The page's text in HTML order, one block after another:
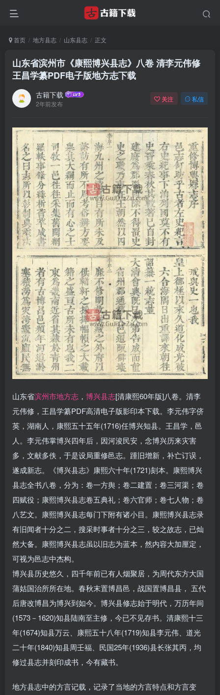
首页 地方县志 山东县志 正文
山东省滨州市《康熙博兴县志》八卷 清李元伟修
王昌学纂PDF电子版地方志下载
古籍下载
2年前发布
关注 私信
山东省滨州市地方志 ， 博兴县志[清康熙60年版]八卷。清李
元伟修，王昌学纂PDF高清电子版影印本下载。李元伟字侪
英，湖南人，康熙五十五年(1716)任博兴知县。王昌学，邑
人。李元伟掌博兴四年后，因河浚民安，念博兴历来灾害
多，文献多佚，于是设局重修邑志。踵旧增新，补亡订误，
遂成新志。《博兴县志》康熙六十年(1721)刻本。康熙博兴
县志全书八卷，分为：卷一方舆；卷二建置；卷三河渠；卷
四赋役；康熙博兴县志卷五典礼；卷六官师；卷七人物；卷
八艺文。康熙博兴县志每门下附有诸小目。康熙博兴县志录
有旧闻者十分之二，搜采时事者十分之三，较之故志，已灿
然大备。康熙博兴县志虽以旧志为蓝本，然内容大加厘定，
可视为邑志中杰构。
博兴县历史悠久，四千年前已有人烟聚居，为周代东方大国
蒲姑国治所所在地。春秋末置博昌邑，战国置博昌县， 五代
后唐改博昌为博兴到如今。博兴县修志始于明代，万历年间
(1573－1620)知县陆南至主修，今已不见存书。清康熙十三
年(1674)知县万云、康熙五十八年(1719)知县李元伟、道光
二十年(1840)知县周壬福、民国25年(1936)县长张其丙，均
修过县志并刻印成书，今有藏书。
地方县志中的方言记载，记录了当地的方言特点和方言变